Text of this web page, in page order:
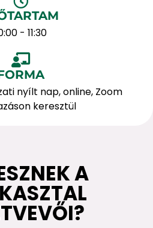
- 11:30
nyílt nap, online, Zoom
keresztül
A